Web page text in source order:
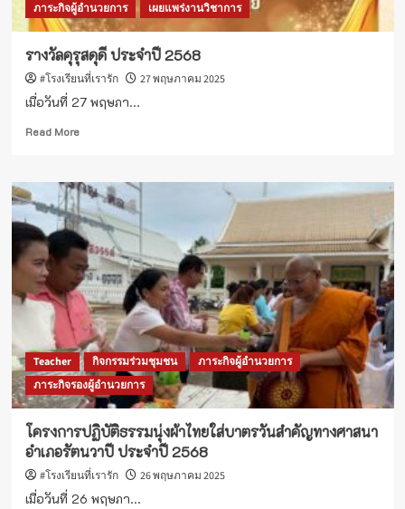
ภาระกิจผู้อำนวยการ เผยแพร่งานวิชาการ
รางวัลคุรุสดุดี ประจำปี 2568
#โรงเรียนที่เรารัก 27 พฤษภาคม 2025
เมื่อวันที่ 27 พฤษภา...
Read MoreRead
รางวัล
คุรุ
สดุดี
ประจำ
ปี
2568
Teacher กิจกรรมร่วมชุมชน
ภาระกิจผู้อำนวยการ
ภาระกิจรองผู้อำนวยการ
โครงการปฏิบัติธรรมนุ่งผ้าไทยใส่บาตรวันสำคัญทางศาสนา
อำเภอรัตนวาปี ประจำปี 2568
#โรงเรียนที่เรารัก 26 พฤษภาคม 2025
เมื่อวันที่ 26 พฤษภา...